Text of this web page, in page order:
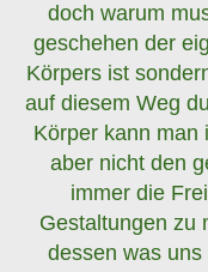
doch warum
geschehen der
Körpers ist
auf diesem Weg
Körper kann man
aber nicht den
immer die
Gestaltungen zu
dessen was